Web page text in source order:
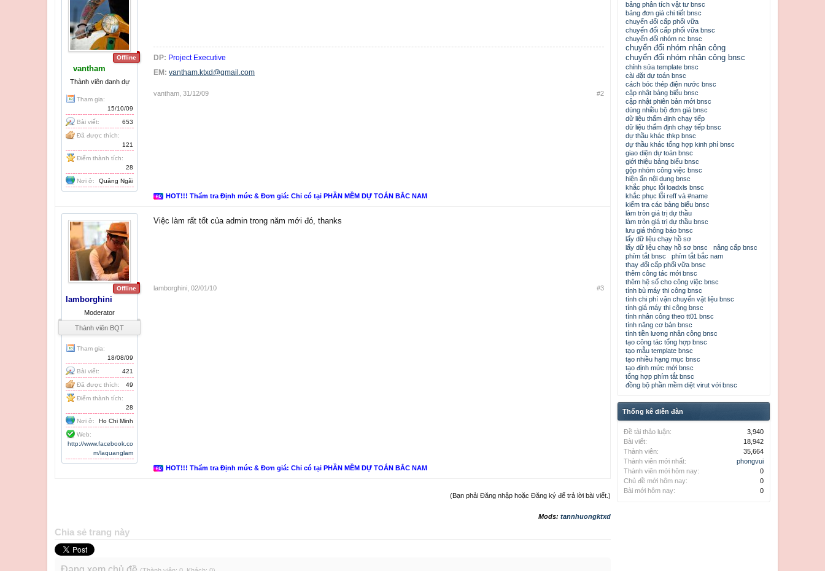
Offline
vantham
Thành viên danh dự
Tham gia:
15/10/09
Bài viết:
653
Đã được thích:
121
Điểm thành tích:
28
Nơi ở:
Quảng Ngãi
DP: Project Executive
EM: vantham.ktxd@gmail.com
vantham 31/12/09 #2
HOT!!! Thẩm tra Định mức & Đơn giá: Chỉ có tại PHẦN MỀM DỰ TOÁN BẮC NAM
Offline
lamborghini
Moderator
Thành viên BQT
Tham gia:
18/08/09
Bài viết:
421
Đã được thích:
49
Điểm thành tích:
28
Nơi ở:
Ho Chi Minh
Web:
http://www.facebook.co
m/laquanglam
Việc làm rất tốt của admin trong năm mới đó, thanks
lamborghini 02/01/10 #3
HOT!!! Thẩm tra Định mức & Đơn giá: Chỉ có tại PHẦN MỀM DỰ TOÁN BẮC NAM
(Bạn phải Đăng nhập hoặc Đăng ký để trả lời bài viết.)
Mods: tannhuongktxd
Chia sẻ trang này
bảng phân tích vật tư bnsc
bảng đơn giá chi tiết bnsc
chuyển đổi cấp phối vữa
chuyển đổi cấp phối vữa bnsc
chuyển đổi nhóm nc bnsc
chuyển đổi nhóm nhân công
chuyển đổi nhóm nhân công bnsc
chỉnh sửa template bnsc
cài đặt dự toán bnsc
cách bóc thép điện nước bnsc
cập nhật bảng biểu bnsc
cập nhật phiên bản mới bnsc
dùng nhiều bộ đơn giá bnsc
dữ liệu thẩm định chạy tiếp
dữ liệu thẩm định chạy tiếp bnsc
dự thầu khác thkp bnsc
dự thầu khác tổng hợp kinh phí bnsc
giao diện dự toán bnsc
giới thiệu bảng biểu bnsc
gộp nhóm công việc bnsc
hiện ẩn nội dung bnsc
khắc phục lỗi loadxls bnsc
khắc phục lỗi reff và #name
kiểm tra các bảng biểu bnsc
làm tròn giá trị dự thầu
làm tròn giá trị dự thầu bnsc
lưu giá thông báo bnsc
lấy dữ liệu chạy hồ sơ
lấy dữ liệu chạy hồ sơ bnsc
nâng cấp bnsc
phím tắt bnsc
phím tắt bắc nam
thay đổi cấp phối vữa bnsc
thêm công tác mới bnsc
thêm hệ số cho công việc bnsc
tính bù máy thi công bnsc
tính chi phí vận chuyển vật liệu bnsc
tính giá máy thi công bnsc
tính nhân công theo tt01 bnsc
tính năng cơ bản bnsc
tính tiền lương nhân công bnsc
tạo công tác tổng hợp bnsc
tạo mẫu template bnsc
tạo nhiều hạng mục bnsc
tạo định mức mới bnsc
tổng hợp phím tắt bnsc
đồng bộ phần mềm diệt virut với bnsc
Thống kê diễn đàn
Đề tài thảo luận:
3,940
Bài viết:
18,942
Thành viên:
35,664
Thành viên mới nhất:
phongvui
Thành viên mới hôm nay:
0
Chủ đề mới hôm nay:
0
Bài mới hôm nay:
0